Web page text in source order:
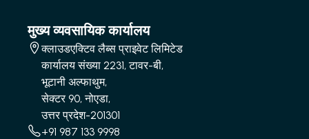
मुख्य व्यवसायिक कार्यालय
क्लाउडएक्टिव लैब्स प्राइवेट लिमिटेड
कार्यालय संख्या 2231, टावर-बी,
भूटानी अल्फाथुम,
सेक्टर 90, नोएडा,
उत्तर प्रदेश-201301
+91 987 133 9998